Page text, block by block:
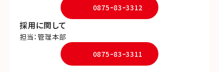
0875ｰ83ｰ3312
採用に関して
担当：管理本部
0875ｰ83ｰ3311